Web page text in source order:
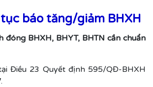
báo tăng/giảm BHXH
đóng BHXH, BHYT, BHTN cần chuẩn
Điều 23 Quyết định 595/QĐ-BHXH